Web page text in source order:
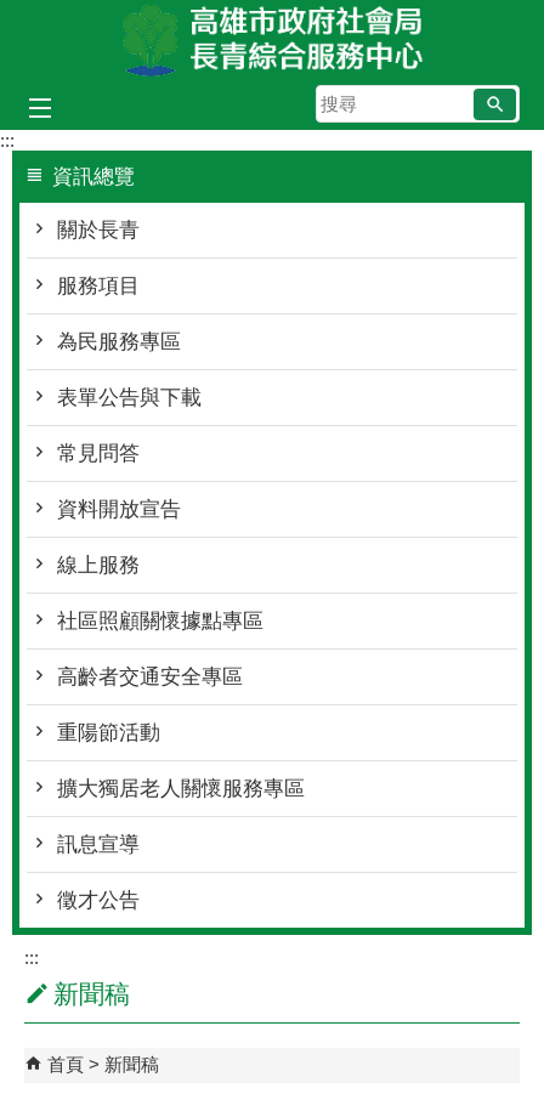
跳到主要內容區塊
搜
尋
:::
資訊總覽
關於長青
服務項目
為民服務專區
表單公告與下載
常見問答
資料開放宣告
線上服務
社區照顧關懷據點專區
高齡者交通安全專區
重陽節活動
擴大獨居老人關懷服務專區
訊息宣導
徵才公告
:::
新聞稿
首頁 新聞稿